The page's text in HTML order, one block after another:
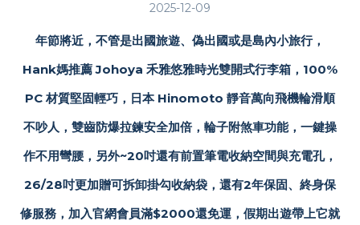
2025-12-09
年節將近，不管是出國旅遊、偽出國或是島內小旅行，
Hank媽推薦 Johoya 禾雅悠雅時光雙開式行李箱，100%
PC 材質堅固輕巧，日本 Hinomoto 靜音萬向飛機輪滑順
不吵人，雙齒防爆拉鍊安全加倍，輪子附煞車功能，一鍵操
作不用彎腰，另外~20吋還有前置筆電收納空間與充電孔，
26/28吋更加贈可拆卸掛勾收納袋，還有2年保固、終身保
修服務，加入官網會員滿$2000還免運，假期出遊帶上它就